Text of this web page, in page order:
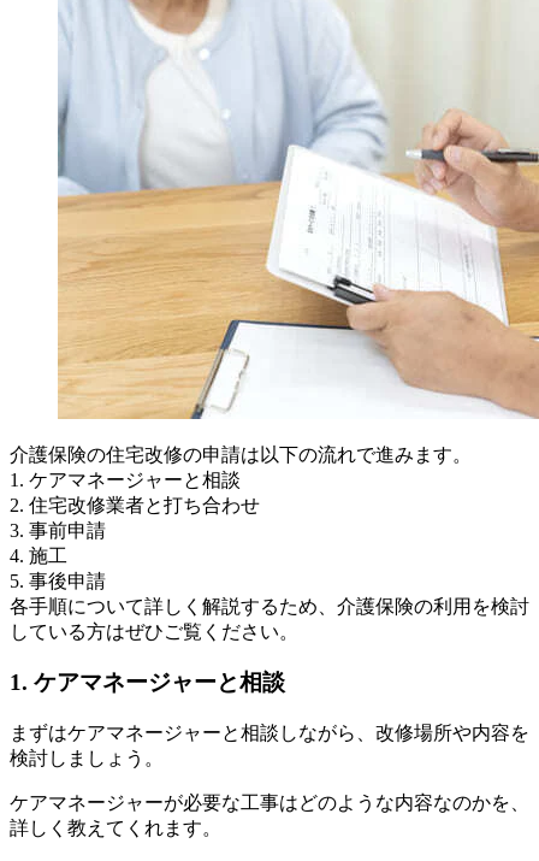
介護保険の住宅改修の申請は以下の流れで進みます。
1. ケアマネージャーと相談
2. 住宅改修業者と打ち合わせ
3. 事前申請
4. 施工
5. 事後申請
各手順について詳しく解説するため、介護保険の利用を検討
している方はぜひご覧ください。
1. ケアマネージャーと相談
まずはケアマネージャーと相談しながら、改修場所や内容を
検討しましょう。
ケアマネージャーが必要な工事はどのような内容なのかを、
詳しく教えてくれます。